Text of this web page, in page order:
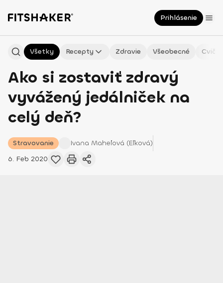
Prihlásenie
Všetky Recepty Zdravie Všeobecné
Ako si zostaviť zdravý
vyvážený jedálniček na
celý deň?
Stravovanie Ivana Maheľová (Eľková)
6. Feb 2020